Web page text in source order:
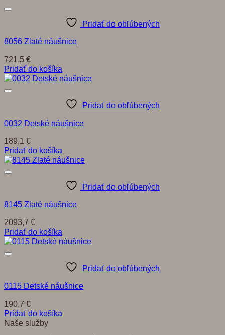
Pridať do obľúbených
8056 Zlaté náušnice
721,5 €
Pridať do košíka
Pridať do obľúbených
0032 Detské náušnice
189,1 €
Pridať do košíka
Pridať do obľúbených
8145 Zlaté náušnice
2093,7 €
Pridať do košíka
Pridať do obľúbených
0115 Detské náušnice
190,7 €
Pridať do košíka
Naše služby